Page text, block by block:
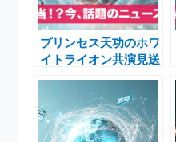
プリンセス天功のホワ
イトライオン共演見送
セントチヒロ・チッチ
に見るエンタメの人間
味